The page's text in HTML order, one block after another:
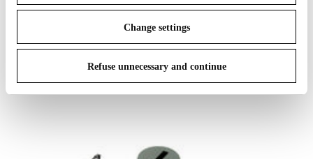
Change settings
Refuse unnecessary and continue
IN THE SPOTLIGHT 1sur12